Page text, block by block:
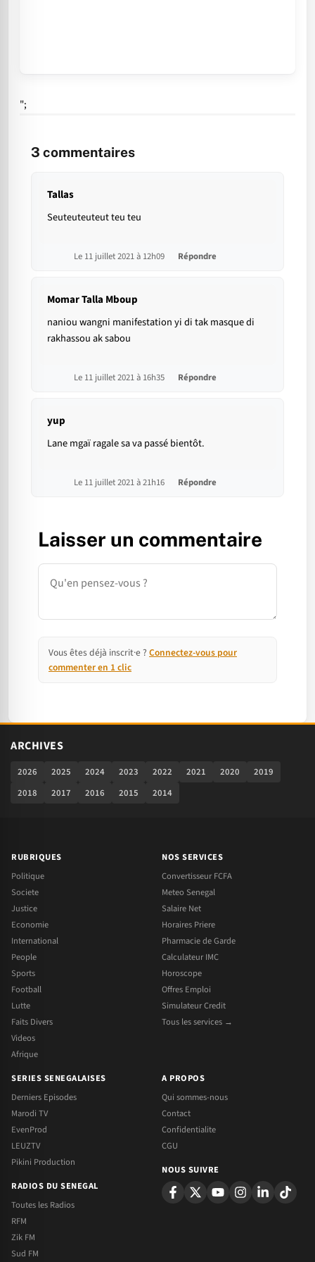
";
3 commentaires
Tallas
Seuteuteuteut teu teu
Le 11 juillet 2021 à 12h09 Répondre
Momar Talla Mboup
naniou wangni manifestation yi di tak masque di
rakhassou ak sabou
Le 11 juillet 2021 à 16h35 Répondre
yup
Lane mgaï ragale sa va passé bientôt.
Le 11 juillet 2021 à 21h16 Répondre
Laisser un commentaire
Commentaire
Vous êtes déjà inscrit·e ? Connectez-vous pour
commenter en 1 clic
ARCHIVES
2026 2025 2024 2023 2022 2021 2020
2019
2018
2017 2016 2015 2014
RUBRIQUES
Politique
Societe
Justice
Economie
International
People
Sports
Football
Lutte
Faits Divers
Videos
Afrique
NOS SERVICES
Convertisseur FCFA
Meteo Senegal
Salaire Net
Horaires Priere
Pharmacie de Garde
Calculateur IMC
Horoscope
Offres Emploi
Simulateur Credit
Tous les services →
SERIES SENEGALAISES
Derniers Episodes
Marodi TV
EvenProd
LEUZTV
Pikini Production
RADIOS DU SENEGAL
Toutes les Radios
RFM
Zik FM
Sud FM
A PROPOS
Qui sommes-nous
Contact
Confidentialite
CGU
NOUS SUIVRE